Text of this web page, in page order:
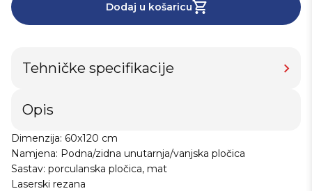
Dodaj u košaricu
Tehničke specifikacije
Opis
Dimenzija: 60x120 cm
Namjena: Podna/zidna unutarnja/vanjska pločica
Sastav: porculanska pločica, mat
Laserski rezana